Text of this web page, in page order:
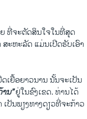
ທີ່ຈະຕັດສິນໃຈໃນທີ່ສຸດ
ະຫະລັດ ແມ່ນເປີດຮັບເອົາ
ເຍື້ອຍາວນານ ນັ້ນຈະເປັນ
ນ”ຢູ່ໃນຂົງເຂດ. ທ່ານໄດ້
ປັນພຽງທາງດຽວທີ່ຈະກ້າວ